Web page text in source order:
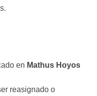
en Mathus Hoyos
reasignado o